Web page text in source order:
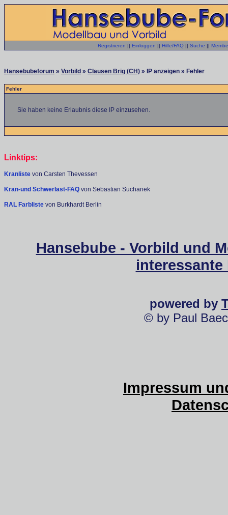
Registrieren || Einloggen || Hilfe/FAQ || Suche ||
Hansebubeforum » Vorbild » Clausen Brig (CH) » IP anzeigen » Fehler
Fehler
Sie haben keine Erlaubnis diese IP einzusehen.
Linktips:
Kranliste von Carsten Thevessen
Kran-und Schwerlast-FAQ von Sebastian Suchanek
RAL Farbliste von Burkhardt Berlin
Hansebube - Vorbild und
powered by
© by Paul
Impressum